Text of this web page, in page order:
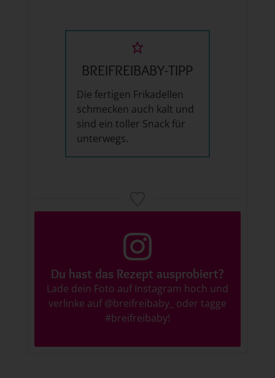
BREIFREIBABY-TIPP
Die fertigen Frikadellen
schmecken auch kalt und
sind ein toller Snack für
unterwegs.
Du hast das Rezept ausprobiert?
Lade dein Foto auf Instagram hoch und
verlinke auf@breifreibaby_ oder tagge
#breifreibaby!